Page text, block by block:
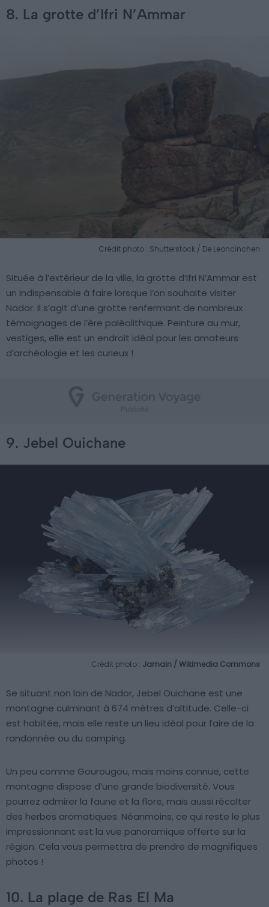
8. La grotte d’Ifri N’Ammar
Crédit photo : Shutterstock / De Leoncinchen
Située à l’extérieur de la ville, la grotte d’Ifri N’Ammar est
un indispensable à faire lorsque l’on souhaite visiter
Nador. Il s’agit d’une grotte renfermant de nombreux
témoignages de l’ère paléolithique. Peinture au mur,
vestiges, elle est un endroit idéal pour les amateurs
d’archéologie et les curieux !
9. Jebel Ouichane
Crédit photo : Jamain / Wikimedia Commons
Se situant non loin de Nador, Jebel Ouichane est une
montagne culminant à 674 mètres d’altitude. Celle-ci
est habitée, mais elle reste un lieu idéal pour faire de la
randonnée ou du camping.
Un peu comme Gourougou, mais moins connue, cette
montagne dispose d’une grande biodiversité. Vous
pourrez admirer la faune et la flore, mais aussi récolter
des herbes aromatiques. Néanmoins, ce qui reste le plus
impressionnant est la vue panoramique offerte sur la
région. Cela vous permettra de prendre de magnifiques
photos !
10. La plage de Ras El Ma